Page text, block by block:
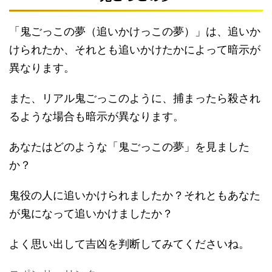
「鬼ごっこの夢（追いかけっこの夢）」は、追いか
けられたか、それとも追いかけたかによって暗示が
異なります。
また、リアル鬼ごっこのように、捕まったら殺され
るような場合も暗示が異なります。
あなたはどのような「鬼ごっこの夢」を見ました
か？
鬼役の人に追いかけられましたか？それともあなた
が鬼になって追いかけましたか？
よく思い出して吉凶を判断してみてくださいね。